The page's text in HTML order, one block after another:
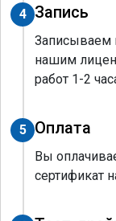
4 Запись
Записываем
нашим
работ 1-2
5 Оплата
Вы
сертификат